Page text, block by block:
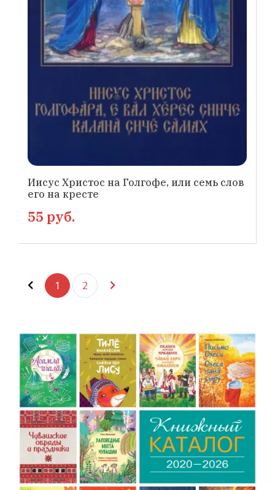
Иисус Христос на Голгофе, или семь слов
его на кресте
55 руб.
1 2